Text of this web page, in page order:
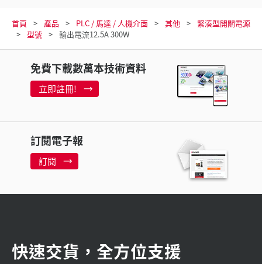
首頁 產品 PLC / 馬達 / 人機介面 其他
緊湊型開關電源
型號
輸出電流12.5A 300W
免費下載數萬本技術資料
立即註冊!
訂閱電子報
訂閱
快速交貨，全方位支援